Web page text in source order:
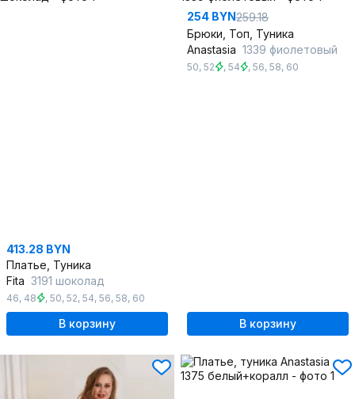
413.28 BYN
Платье, Туника
Fita 3191 шоколад
46, 48 , 50, 52, 54, 56, 58, 60
В корзину
254 BYN259.18
Брюки, Топ, Туника
Anastasia 1339 фиолетовый
50, 52 , 54 , 56, 58, 60
В корзину